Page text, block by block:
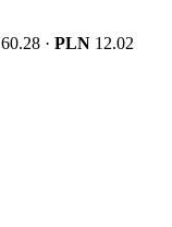
60.28 · PLN 12.02